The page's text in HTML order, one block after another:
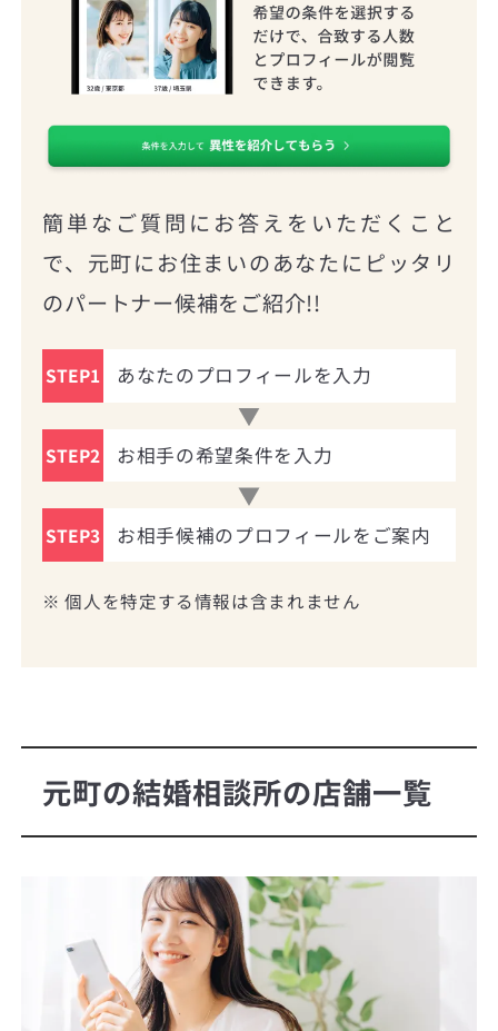
簡単なご質問にお答えをいただくこと
で、元町にお住まいのあなたにピッタリ
のパートナー候補をご紹介!!
STEP1 あなたのプロフィールを入力
STEP2 お相手の希望条件を入力
STEP3 お相手候補のプロフィールをご案内
※ 個人を特定する情報は含まれません
元町の結婚相談所の店舗一覧